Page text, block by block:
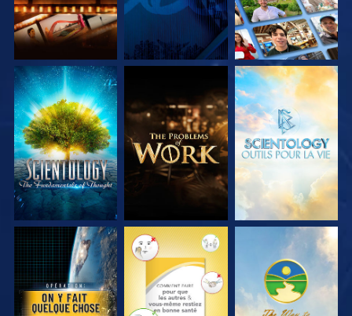
DÉCOUVRIR LES
SÉRIES
DÉCOUVRIR LES
SÉRIES
DÉCOUVRIR LES
SÉRIES
REGARDER REGARDER REGARDER